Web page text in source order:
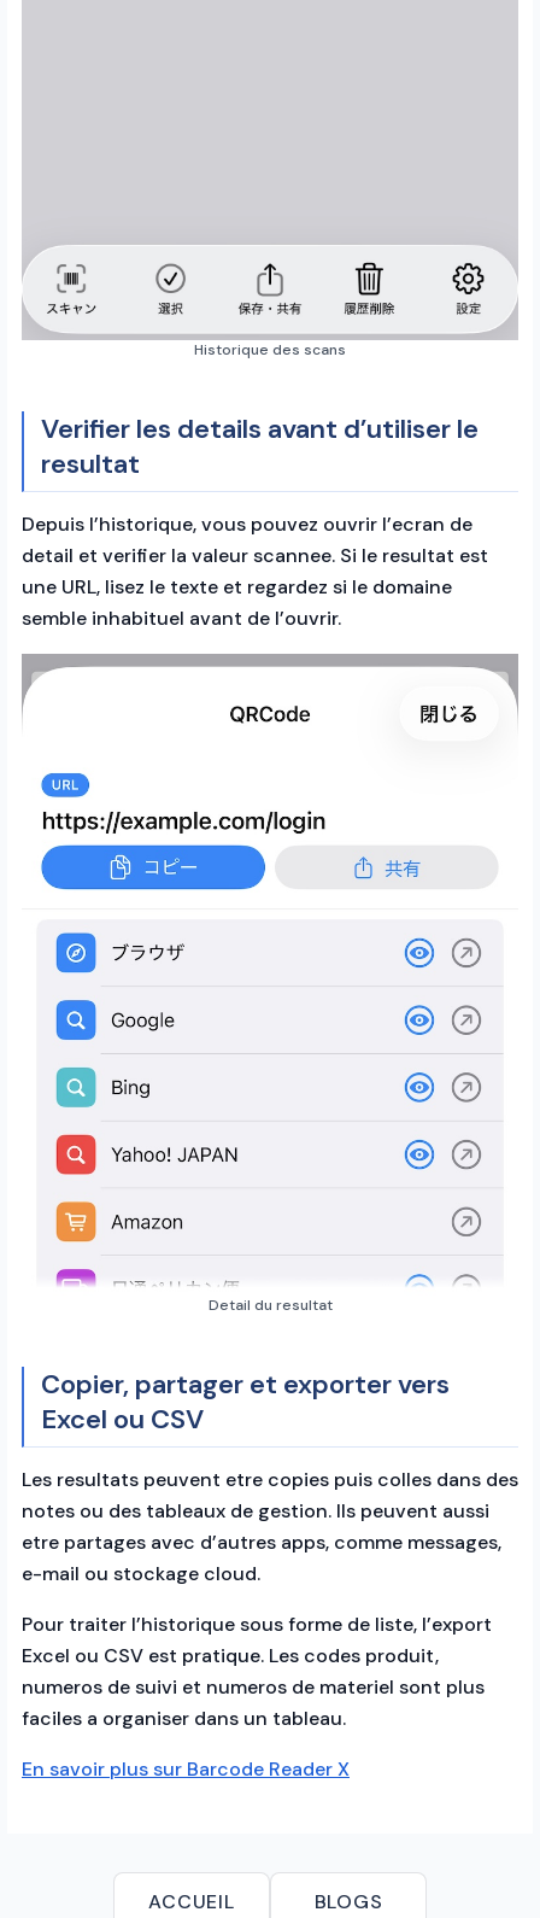
Historique des scans
Verifier les details avant d’utiliser le
resultat
Depuis l’historique, vous pouvez ouvrir l’ecran de
detail et verifier la valeur scannee. Si le resultat est
une URL, lisez le texte et regardez si le domaine
semble inhabituel avant de l’ouvrir.
Detail du resultat
Copier, partager et exporter vers
Excel ou CSV
Les resultats peuvent etre copies puis colles dans des
notes ou des tableaux de gestion. Ils peuvent aussi
etre partages avec d’autres apps, comme messages,
e-mail ou stockage cloud.
Pour traiter l’historique sous forme de liste, l’export
Excel ou CSV est pratique. Les codes produit,
numeros de suivi et numeros de materiel sont plus
faciles a organiser dans un tableau.
En savoir plus sur Barcode Reader X
ACCUEIL BLOGS